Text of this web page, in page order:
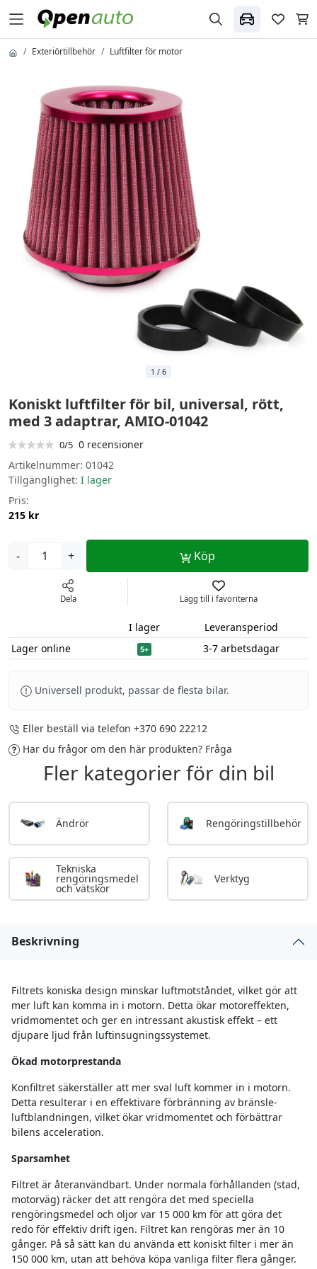
Exteriörtillbehör Luftfilter för motor
1 / 6
Koniskt luftfilter för bil, universal, rött,
med 3 adaptrar, AMIO-01042
0/5 0 recensioner
Artikelnummer: 01042
Tillgänglighet: I lager
Pris:
215 kr
- + Köp
Dela Lägg till i favoriterna
I lager
Leveransperiod
Lager online
5+ 3-7 arbetsdagar
Universell produkt, passar de flesta bilar.
Eller beställ via telefon +370 690 22212
Har du frågor om den här produkten? Fråga
Fler kategorier för din bil
Ändrör Rengöringstillbehör
Tekniska
rengöringsmedel
och vätskor
Verktyg
Beskrivning
Filtrets koniska design minskar luftmotståndet, vilket gör att
mer luft kan komma in i motorn. Detta ökar motoreffekten,
vridmomentet och ger en intressant akustisk effekt – ett
djupare ljud från luftinsugningssystemet.
Ökad motorprestanda
Konfiltret säkerställer att mer sval luft kommer in i motorn.
Detta resulterar i en effektivare förbränning av bränsle-
luftblandningen, vilket ökar vridmomentet och förbättrar
bilens acceleration.
Sparsamhet
Filtret är återanvändbart. Under normala förhållanden (stad,
motorväg) räcker det att rengöra det med speciella
rengöringsmedel och oljor var 15 000 km för att göra det
redo för effektiv drift igen. Filtret kan rengöras mer än 10
gånger. På så sätt kan du använda ett koniskt filter i mer än
150 000 km, utan att behöva köpa vanliga filter flera gånger.